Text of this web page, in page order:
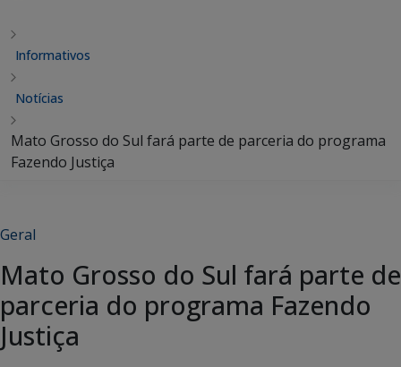
Informativos
Notícias
Mato Grosso do Sul fará parte de parceria do programa
Fazendo Justiça
Geral
Mato Grosso do Sul fará parte de
parceria do programa Fazendo
Justiça